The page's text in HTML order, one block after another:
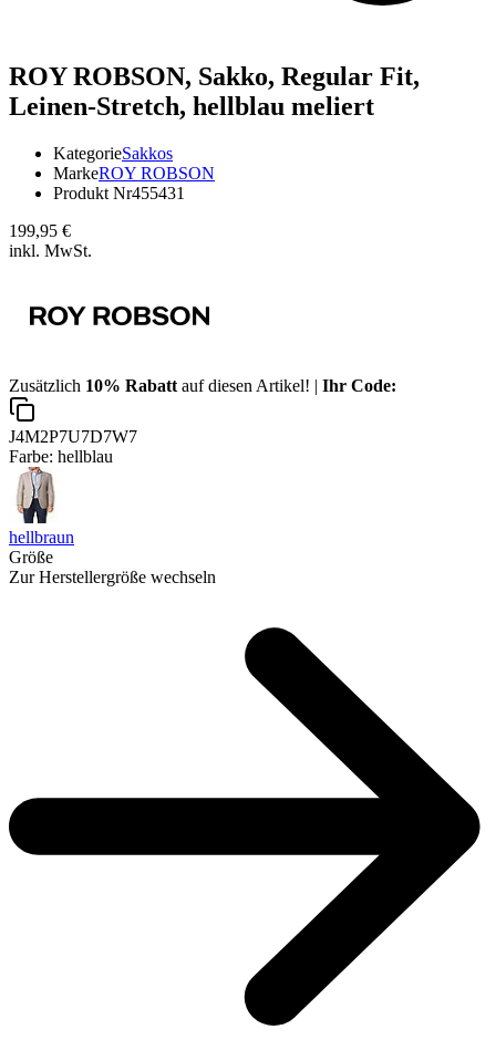
ROY ROBSON, Sakko, Regular Fit,
Leinen-Stretch, hellblau meliert
KategorieSakkos
MarkeROY ROBSON
Produkt Nr455431
199,95 €
inkl. MwSt.
Zusätzlich 10% Rabatt auf diesen Artikel! | Ihr Code:
J4M2P7U7D7W7
Farbe: hellblau
hellbraun
Größe
Zur Herstellergröße wechseln